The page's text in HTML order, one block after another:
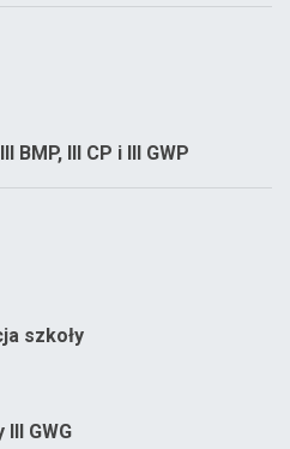
III CP i III GWP
szkoły
GWG